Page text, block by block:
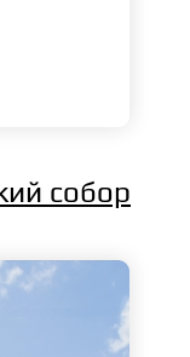
собор